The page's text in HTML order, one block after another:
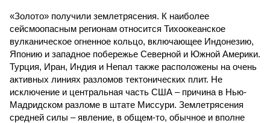
«Золото» получили землетрясения. К наиболее
сейсмоопасным регионам относится Тихоокеанское
вулканическое огненное кольцо, включающее Индонезию,
Японию и западное побережье Северной и Южной Америки.
Турция, Иран, Индия и Непал также расположены на очень
активных линиях разломов тектонических плит. Не
исключение и центральная часть США – причина в Нью-
Мадридском разломе в штате Миссури. Землетрясения
средней силы – явление, в общем-то, обычное и вполне